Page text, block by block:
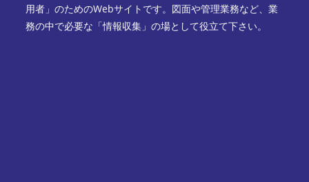
用者」のためのWebサイトです。図面や管理業務など、業
務の中で必要な「情報収集」の場として役立て下さい。